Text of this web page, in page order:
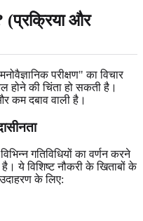
और
परीक्षण" का विचार
की चिंता हो सकती है।
कम दबाव वाली है।
गतिविधियों का वर्णन करने
ये विशिष्ट नौकरी के खिताबों के
के लिए: